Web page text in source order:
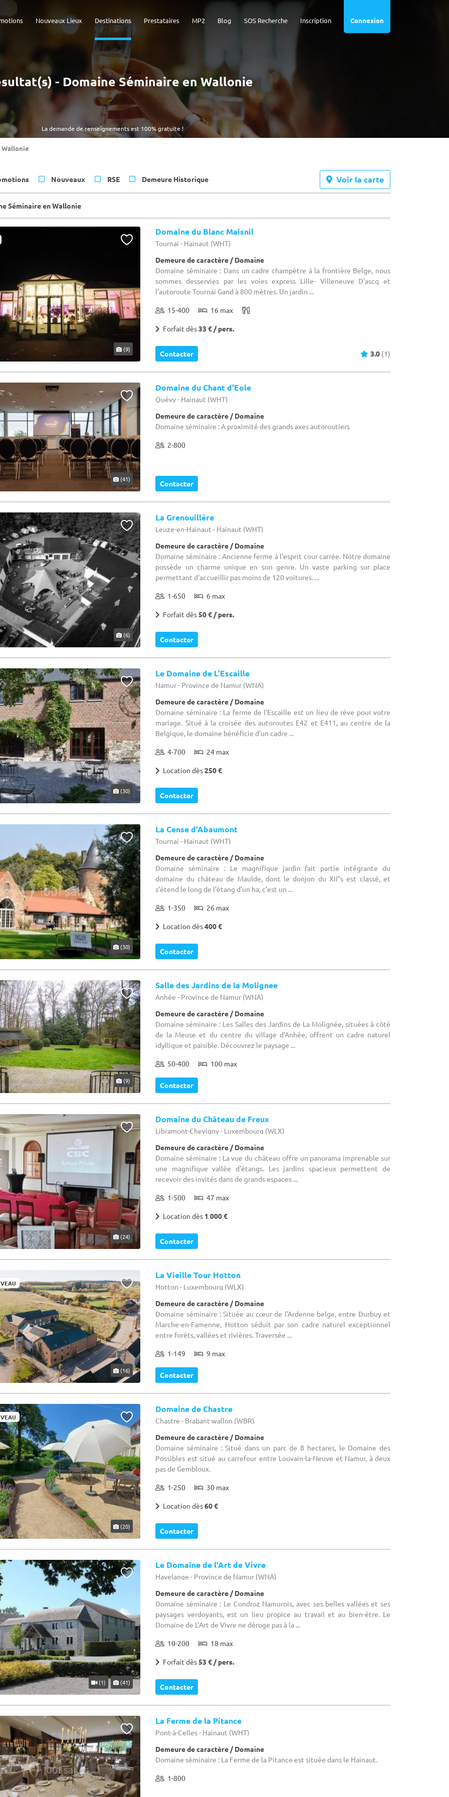
Connexion
Inscription
SOS Recherche
Blog
MP2
Prestataires
Destinations
Nouveaux Lieux
La demande de renseignements est 100% gratuite !
- Domaine Séminaire en Wallonie
Wallonie
Nouveaux RSE Demeure Historique Voir la carte
Séminaire en Wallonie
(9)
Domaine du Blanc Maisnil
Tournai - Hainaut (WHT)
Demeure de caractère / Domaine
Domaine séminaire : Dans un cadre champêtre à la frontière Belge, nous
sommes desservies par les voies express Lille- Villeneuve D'ascq et
l'autoroute Tournai Gand à 800 mètres. Un jardin ...
15-400 16 max
Forfait dès33 € / pers.
Contacter 3.0 (1)
(41)
Domaine du Chant d'Eole
Quévy - Hainaut (WHT)
Demeure de caractère / Domaine
Domaine séminaire : A proximité des grands axes autoroutiers
2-800
Contacter
(6)
La Grenouillère
Leuze-en-Hainaut - Hainaut (WHT)
Demeure de caractère / Domaine
Domaine séminaire : Ancienne ferme à l'esprit cour carrée. Notre domaine
possède un charme unique en son genre. Un vaste parking sur place
permettant d'accueillir pas moins de 120 voitures. ...
1-650 6 max
Forfait dès50 € / pers.
Contacter
(30)
Le Domaine de L’Escaille
Namur - Province de Namur (WNA)
Demeure de caractère / Domaine
Domaine séminaire : La ferme de l'Escaille est un lieu de rêve pour votre
mariage. Situé à la croisée des autoroutes E42 et E411, au centre de la
Belgique, le domaine bénéficie d'un cadre ...
4-700 24 max
Location dès250 €
Contacter
(30)
La Cense d'Abaumont
Tournai - Hainaut (WHT)
Demeure de caractère / Domaine
Domaine séminaire : Le magnifique jardin fait partie intégrante du
domaine du château de Maulde, dont le donjon du XII°s est classé, et
s’étend le long de l’étang d’un ha, c’est un ...
1-350 26 max
Location dès400 €
Contacter
(9)
Salle des Jardins de la Molignee
Anhée - Province de Namur (WNA)
Demeure de caractère / Domaine
Domaine séminaire : Les Salles des Jardins de La Molignée, situées à côté
de la Meuse et du centre du village d'Anhée, offrent un cadre naturel
idyllique et paisible. Découvrez le paysage ...
50-400 100 max
Contacter
(24)
Domaine du Château de Freux
Libramont-Chevigny - Luxembourg (WLX)
Demeure de caractère / Domaine
Domaine séminaire : La vue du château offre un panorama imprenable sur
une magnifique vallée d'étangs. Les jardins spacieux permettent de
recevoir des invités dans de grands espaces ...
1-500 47 max
Location dès 1 000 €
Contacter
(16)
La Vieille Tour Hotton
Hotton - Luxembourg (WLX)
Demeure de caractère / Domaine
Domaine séminaire : Située au cœur de l'Ardenne belge, entre Durbuy et
Marche-en-Famenne, Hotton séduit par son cadre naturel exceptionnel
entre forêts, vallées et rivières. Traversée ...
1-149 9 max
Contacter
(20)
Domaine de Chastre
Chastre - Brabant wallon (WBR)
Demeure de caractère / Domaine
Domaine séminaire : Situé dans un parc de 8 hectares, le Domaine des
Possibles est situé au carrefour entre Louvain-la-Neuve et Namur, à deux
pas de Gembloux.
1-250 30 max
Location dès60 €
Contacter
(1) (41)
Le Domaine de l'Art de Vivre
Havelange - Province de Namur (WNA)
Demeure de caractère / Domaine
Domaine séminaire : Le Condroz Namurois, avec ses belles vallées et ses
paysages verdoyants, est un lieu propice au travail et au bien-être. Le
Domaine de L’Art de Vivre ne déroge pas à la ...
10-200 18 max
Forfait dès53 € / pers.
Contacter
La Ferme de la Pitance
Pont-à-Celles - Hainaut (WHT)
Demeure de caractère / Domaine
Domaine séminaire : La Ferme de la Pitance est située dans le Hainaut.
1-800